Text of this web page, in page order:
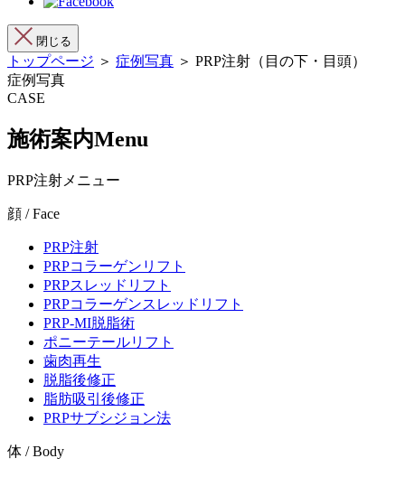
閉じる
トップページ ＞ 症例写真 ＞ PRP注射（目の下・目頭）
症例写真
CASE
施術案内Menu
PRP注射メニュー
顔 / Face
PRP注射
PRPコラーゲンリフト
PRPスレッドリフト
PRPコラーゲンスレッドリフト
PRP-MI脱脂術
ポニーテールリフト
歯肉再生
脱脂後修正
脂肪吸引後修正
PRPサブシジョン法
体 / Body